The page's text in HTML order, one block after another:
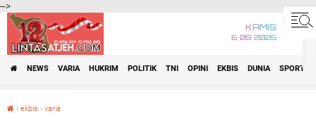
-->
KAMIS
6•08•2026
NEWS VARIA HUKRIM POLITIK TNI OPINI EKBIS DUNIA SPORT
› ekbis › varia